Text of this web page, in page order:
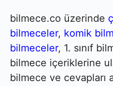
bilmece.co üzerinde
bilmeceler, komik
bilmeceler, 1. sınıf
bilmece içeriklerine
bilmece ve cevapları